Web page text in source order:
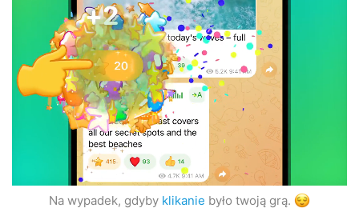
Na wypadek, gdyby klikanie było twoją grą.